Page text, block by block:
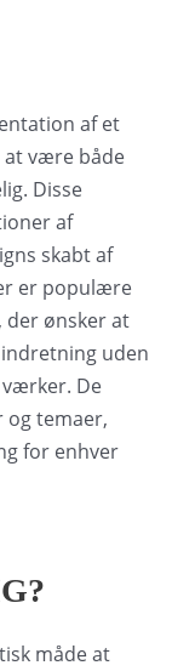
af et
være både
Disse
af
skabt af
er populære
der ønsker at
uden
De
og temaer,
for enhver
måde at